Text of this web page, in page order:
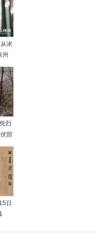
浓
州
烈
部
日